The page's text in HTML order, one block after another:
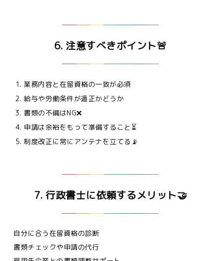
6. 注意すべきポイント🚨
業務内容と在留資格の一致が必須
給与や労働条件が適正かどうか
書類の不備はNG❌
申請は余裕をもって準備すること⏳
制度改正に常にアンテナを立てる📡
7. 行政書士に依頼するメリット🤝
自分に合う在留資格の診断
書類チェックや申請の代行